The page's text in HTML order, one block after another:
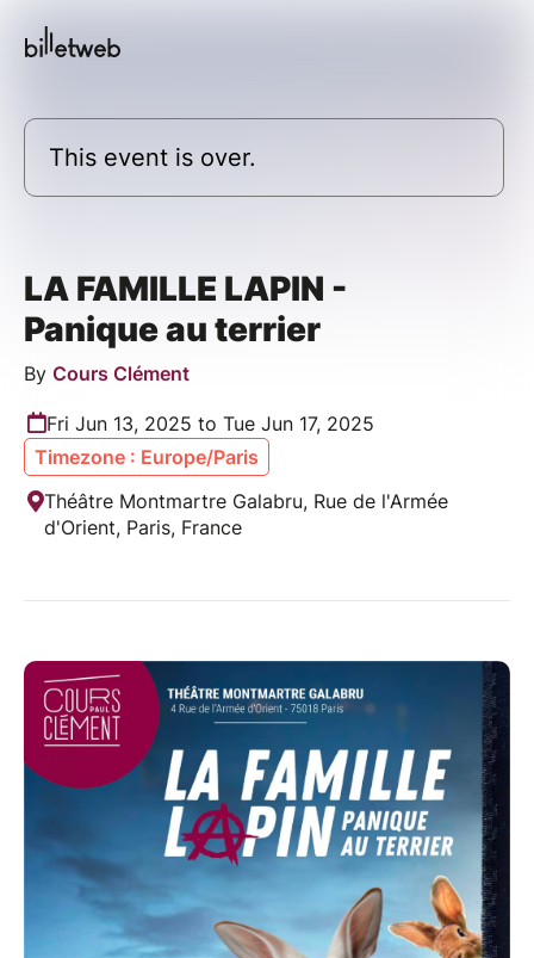
This event is over.
LA FAMILLE LAPIN -
Panique au terrier
By Cours Clément
Fri Jun 13, 2025 to Tue Jun 17, 2025
Timezone : Europe/Paris
Théâtre Montmartre Galabru, Rue de l'Armée
d'Orient, Paris, France